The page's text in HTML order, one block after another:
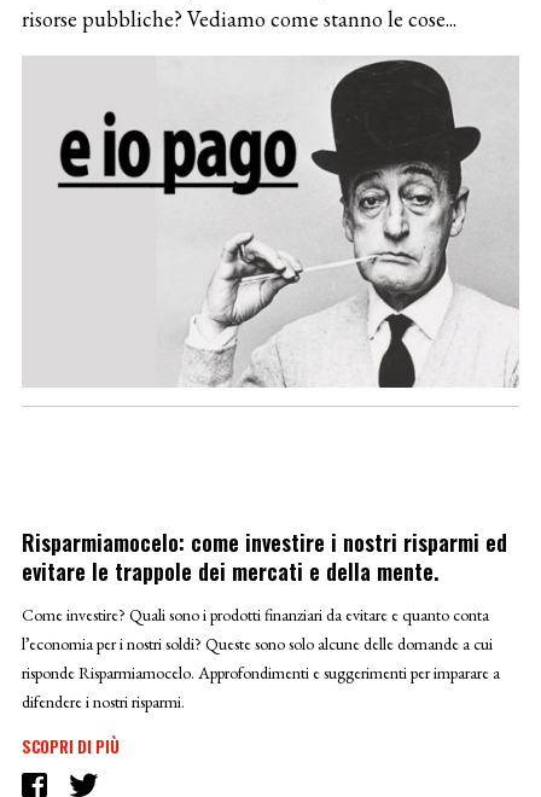
risorse pubbliche? Vediamo come stanno le cose...
Risparmiamocelo: come investire i nostri risparmi ed
evitare le trappole dei mercati e della mente.
Come investire? Quali sono i prodotti finanziari da evitare e quanto conta
l’economia per i nostri soldi? Queste sono solo alcune delle domande a cui
risponde Risparmiamocelo. Approfondimenti e suggerimenti per imparare a
difendere i nostri risparmi.
SCOPRI DI PIÙ